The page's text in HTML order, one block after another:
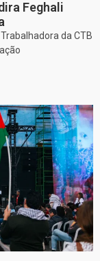
Feghali
da CTB